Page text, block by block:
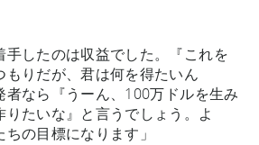
手したのは収益でした。『これを
もりだが、君は何を得たいん
者なら『うーん、100万ドルを生み
りたいな』と言うでしょう。よ
の目標になります」